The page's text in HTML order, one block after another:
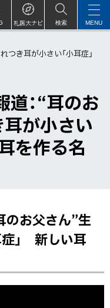
札医大ナビ
サ
イ
検索 MENU
つき耳が小さい「小耳症」
：“耳のお
が小さい
を作る名
のお父さん”生
症」 新しい耳